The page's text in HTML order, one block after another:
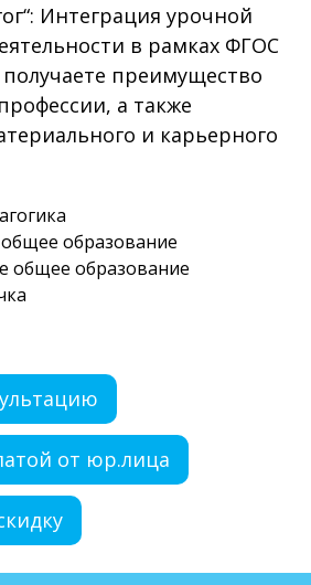
Интеграция урочной
в рамках ФГОС
преимущество
а также
и карьерного
образование
общее образование
от юр.лица